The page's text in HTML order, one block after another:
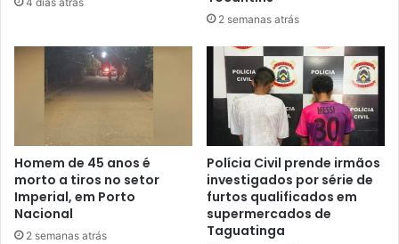
2 semanas atrás
Homem de 45 anos é
morto a tiros no setor
Imperial, em Porto
Nacional
2 semanas atrás
Polícia Civil prende irmãos
investigados por série de
furtos qualificados em
supermercados de
Taguatinga